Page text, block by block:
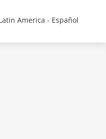
America - Español